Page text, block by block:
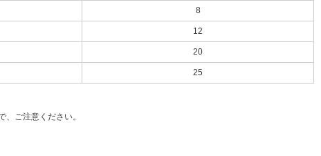
8
12
20
25
ご注意ください。